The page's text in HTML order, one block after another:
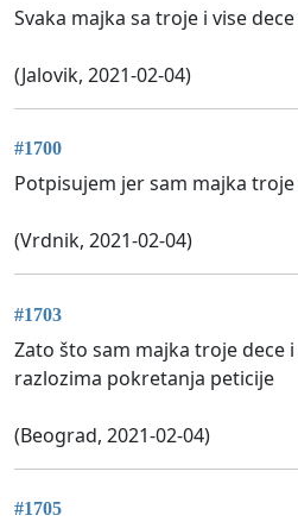
Svaka majka sa troje i vise
(Jalovik, 2021-02-04)
#1700
Potpisujem jer sam majka
(Vrdnik, 2021-02-04)
#1703
Zato što sam majka troje dece i
razlozima pokretanja peticije
(Beograd, 2021-02-04)
#1705